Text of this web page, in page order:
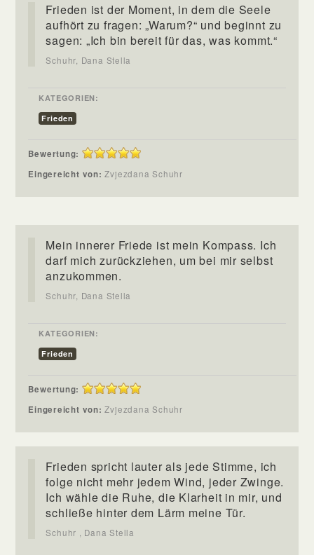
Frieden ist der Moment, in dem die Seele
aufhört zu fragen: „Warum?“ und beginnt zu
sagen: „Ich bin bereit für das, was kommt.“
Schuhr, Dana Stella
KATEGORIEN:
Frieden
Bewertung:
Eingereicht von:Zvjezdana Schuhr
Mein innerer Friede ist mein Kompass. Ich
darf mich zurückziehen, um bei mir selbst
anzukommen.
Schuhr, Dana Stella
KATEGORIEN:
Frieden
Bewertung:
Eingereicht von:Zvjezdana Schuhr
Frieden spricht lauter als jede Stimme, ich
folge nicht mehr jedem Wind, jeder Zwinge.
Ich wähle die Ruhe, die Klarheit in mir, und
schließe hinter dem Lärm meine Tür.
Schuhr , Dana Stella